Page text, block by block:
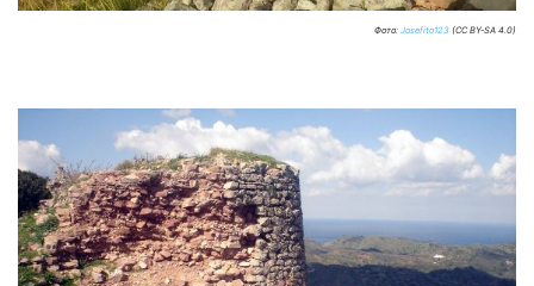
Фото: Josefito123 (CC BY-SA 4.0)